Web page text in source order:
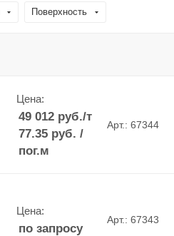
Поверхность
Цена:
49 012руб./т
77.35 руб. /
пог.м
Арт.: 67344
Цена:
по запросу
Арт.: 67343